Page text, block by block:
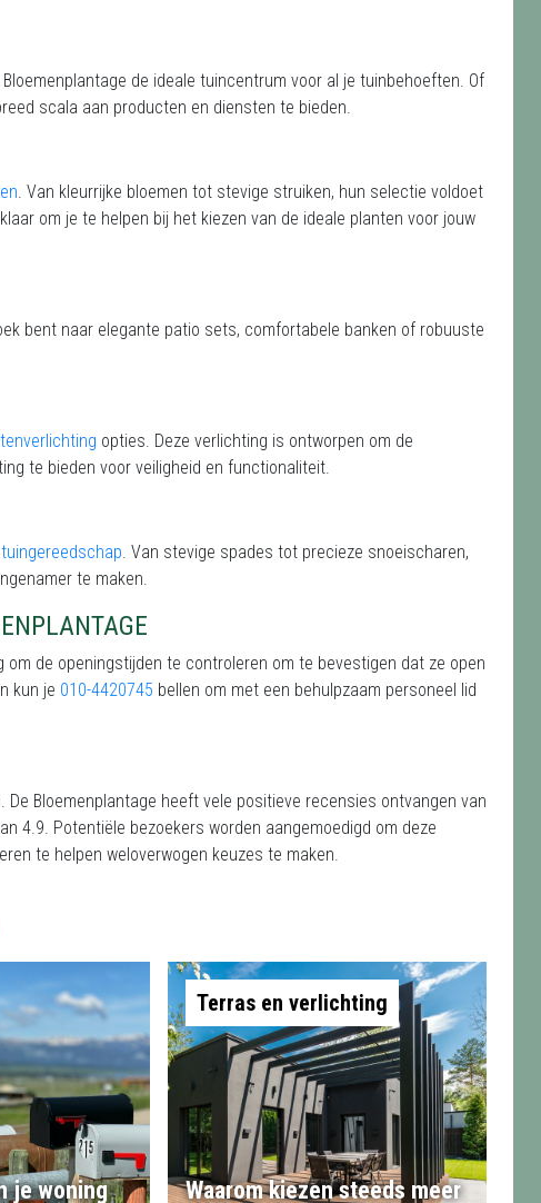
de ideale tuincentrum voor al je tuinbehoeften. Of
scala aan producten en diensten te bieden.
. Van kleurrijke bloemen tot stevige struiken, hun selectie voldoet
om je te helpen bij het kiezen van de ideale planten voor jouw
bent naar elegante patio sets, comfortabele banken of robuuste
opties. Deze verlichting is ontworpen om de
te bieden voor veiligheid en functionaliteit.
tuingereedschap . Van stevige spades tot precieze snoeischaren,
te maken.
de openingstijden te controleren om te bevestigen dat ze open
kun je 010-4420745 bellen om met een behulpzaam personeel lid
Bloemenplantage heeft vele positieve recensies ontvangen van
4.9. Potentiële bezoekers worden aangemoedigd om deze
te helpen weloverwogen keuzes te maken.
je woning
Terras en verlichting
Waarom kiezen steeds meer